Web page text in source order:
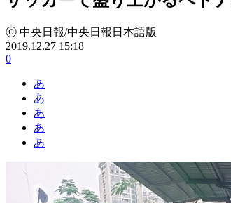
ⓒ 中央日報/中央日報日本語版
2019.12.27 15:18
0
あ
あ
あ
あ
あ